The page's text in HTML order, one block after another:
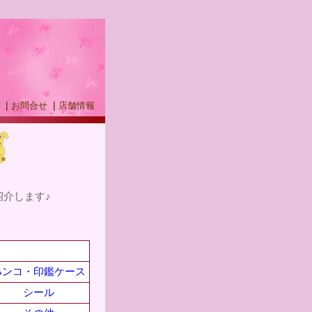
お問合せ 店舗情報
介します♪
コ・印鑑ケース
シール